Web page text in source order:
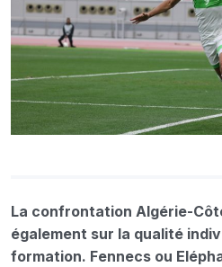
La confrontation Algérie-
également sur la qualité
formation. Fennecs ou